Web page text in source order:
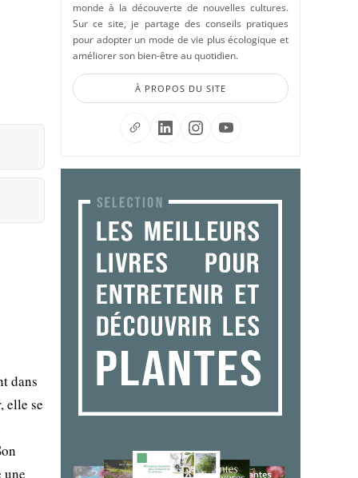
dans
elle se
une
monde à la découverte de nouvelles cultures.
Sur ce site, je partage des conseils pratiques
pour adopter un mode de vie plus écologique et
améliorer son bien-être au quotidien.
À PROPOS DU SITE